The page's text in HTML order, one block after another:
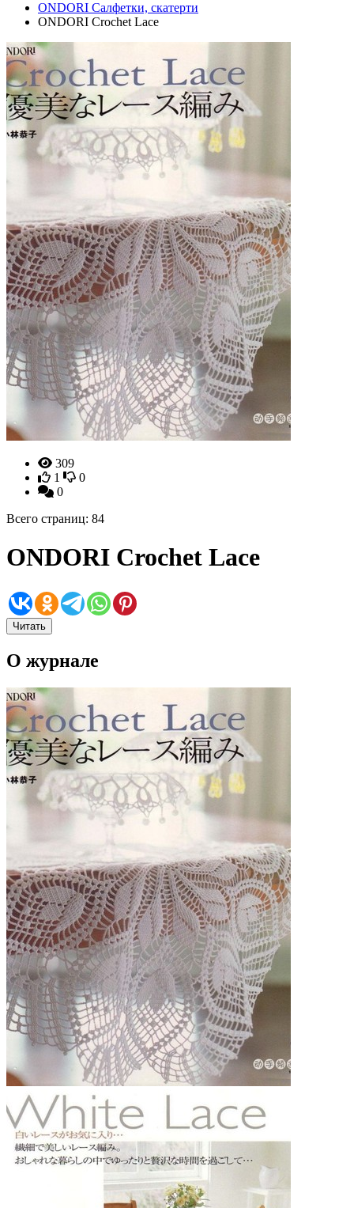
ONDORI Салфетки, скатерти
ONDORI Crochet Lace
309
1
0
0
Всего страниц: 84
ONDORI Crochet Lace
Читать
О журнале